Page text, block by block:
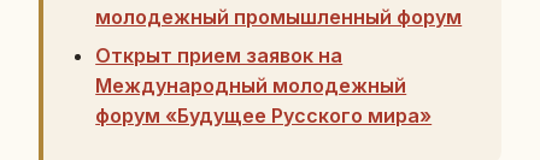
молодежный промышленный форум
Открыт прием заявок на
Международный молодежный
форум «Будущее Русского мира»